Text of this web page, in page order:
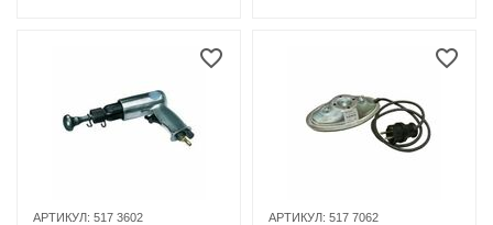
АРТИКУЛ: 517 3602 АРТИКУЛ: 517 7062